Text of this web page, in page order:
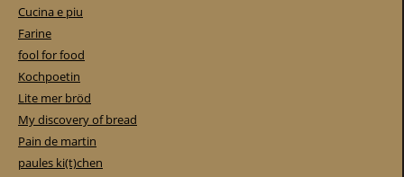
Cucina e piu
Farine
fool for food
Kochpoetin
Lite mer bröd
My discovery of bread
Pain de martin
paules ki(t)chen